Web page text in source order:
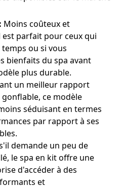
Moins coûteux et
parfait pour ceux qui
ou si vous
bienfaits du spa avant
plus durable.
un meilleur rapport
ce modèle
séduisant en termes
par rapport à ses
demande un peu de
le spa en kit offre une
d'accéder à des
et